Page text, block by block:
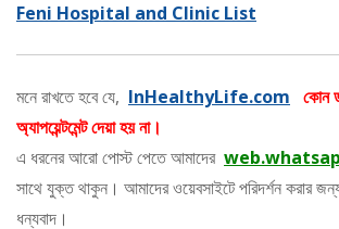
Feni Hospital and Clinic List
মনে রাখতে হবে যে, InHealthyLife.com কোন
অ্যাপয়েন্টমেন্ট দেয়া হয় না।
এ ধরনের আরো পোস্ট পেতে আমাদের
সাথে যুক্ত থাকুন। আমাদের ওয়েবসাইটে পরিদর্শন করার
ধন্যবাদ।